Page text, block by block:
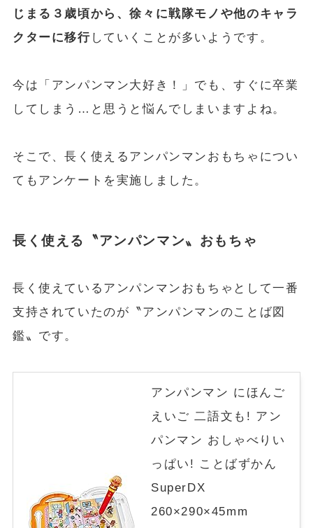
じまる３歳頃から、徐々に戦隊モノや他のキャラ
クターに移行 していくことが多いようです。
今は「アンパンマン大好き！」でも、すぐに卒業
してしまう…と思うと悩んでしまいますよね。
そこで、長く使えるアンパンマンおもちゃについ
てもアンケートを実施しました。
長く使える〝アンパンマン〟おもちゃ
長く使えているアンパンマンおもちゃとして一番
支持されていたのが〝アンパンマンのことば図
鑑〟です。
アンパンマン にほんご
えいご 二語文も! アン
パンマン おしゃべりい
っぱい! ことばずかん
SuperDX
260×290×45mm